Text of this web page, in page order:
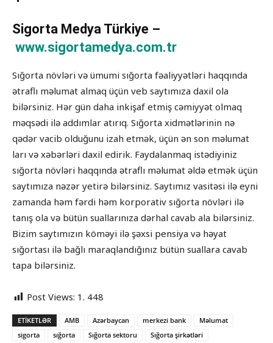
Sigorta Medya Türkiye –
www.sigortamedya.com.tr
Sığorta növləri və ümumi sığorta fəaliyyətləri haqqında
ətraflı məlumat almaq üçün veb saytımıza daxil ola
bilərsiniz. Hər gün daha inkişaf etmiş cəmiyyət olmaq
məqsədi ilə addımlar atırıq. Sığorta xidmətlərinin nə
qədər vacib olduğunu izah etmək, üçün ən son məlumat
ları və xəbərləri daxil edirik. Faydalanmaq istədiyiniz
sığorta növləri haqqında ətraflı məlumat əldə etmək üçün
saytımıza nəzər yetirə bilərsiniz. Saytımız vasitəsi ilə eyni
zamanda həm fərdi həm korporativ sığorta növləri ilə
tanış ola və bütün suallarınıza dərhal cavab ala bilərsiniz.
Bizim saytımızın köməyi ilə şəxsi pensiya və həyat
sığortası ilə bağlı maraqlandığınız bütün suallara cavab
tapa bilərsiniz.
Post Views: 1. 448
ETIKETLƏR AMB Azərbaycan merkezi bank
Məlumat
sigorta
sığorta Sığorta sektoru
Sığorta şirkətləri